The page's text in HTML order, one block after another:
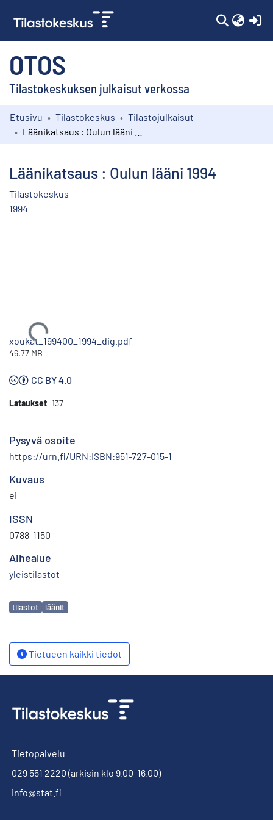
OTOS
Tilastokeskuksen julkaisut verkossa
Kokoelmat
Etusivu Tilastokeskus
Tilastojulkaisut
Läänikatsaus : Oulun lääni 1994
Tilastokeskus
1994
Ladataan...
xoukat_199400_1994_dig.pdf
46.77 MB
CC BY 4.0
Lataukset 137
Pysyvä osoite
https://urn.fi/URN:ISBN:951-727-015-1
Kuvaus
ei
ISSN
0788-1150
Aihealue
yleistilastot
Avainsanat
tilastot läänit
Tietueen kaikki tiedot
Tietopalvelu
029 551 2220 (arkisin klo 9.00-16.00)
info@stat.fi